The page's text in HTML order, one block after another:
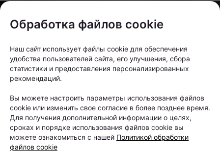
Обработка файлов cookie
Наш сайт использует файлы cookie для обеспечения
удобства пользователей сайта, его улучшения, сбора
статистики и предоставления персонализированных
рекомендаций.
Вы можете настроить параметры использования файлов
cookie или изменить свое согласие в более позднее время.
Для получения дополнительной информации о целях,
сроках и порядке использования файлов cookie вы
можете ознакомиться с нашей Политикой обработки
файлов cookie